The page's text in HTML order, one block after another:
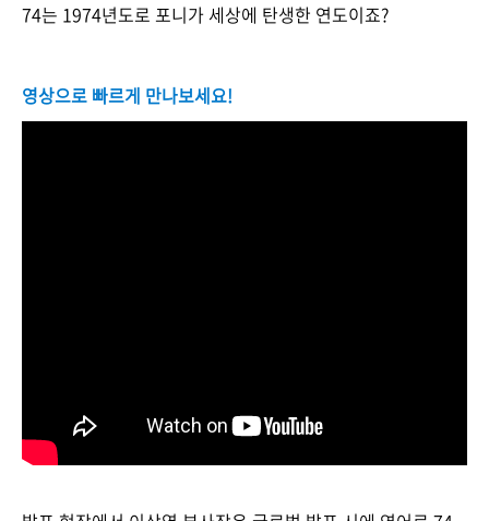
74는 1974년도로 포니가 세상에 탄생한 연도이죠?
영상으로 빠르게 만나보세요!